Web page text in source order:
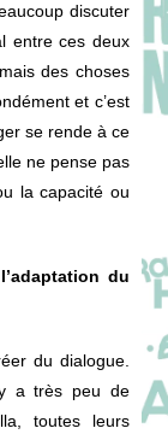
discuter
entre ces deux
des choses
et c’est
se rende à ce
ne pense pas
la capacité ou
du
du dialogue.
a très peu de
toutes leurs